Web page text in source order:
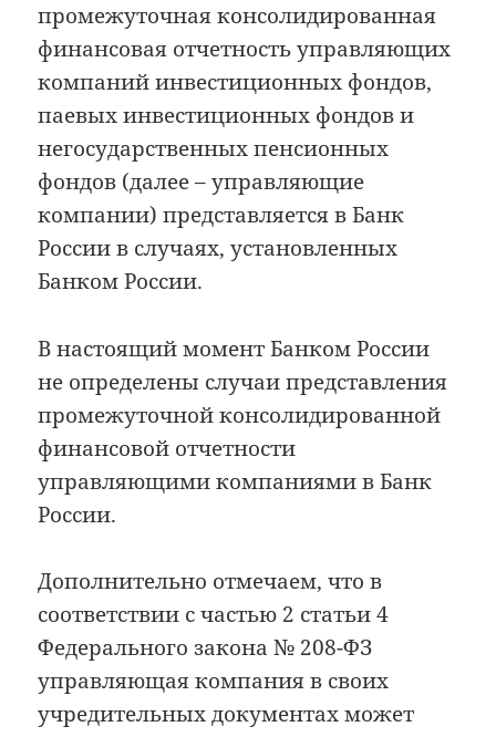
промежуточная консолидированная
финансовая отчетность управляющих
компаний инвестиционных фондов,
паевых инвестиционных фондов и
негосударственных пенсионных
фондов (далее – управляющие
компании) представляется в Банк
России в случаях, установленных
Банком России.
В настоящий момент Банком России
не определены случаи представления
промежуточной консолидированной
финансовой отчетности
управляющими компаниями в Банк
России.
Дополнительно отмечаем, что в
соответствии с частью 2 статьи 4
Федерального закона № 208-ФЗ
управляющая компания в своих
учредительных документах может